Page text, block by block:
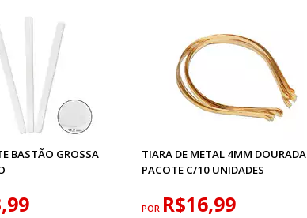
BASTÃO GROSSA
TIARA DE METAL 4MM DOURADA
PACOTE C/10 UNIDADES
POR R$16,99